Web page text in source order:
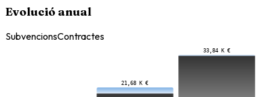
Evolució anual
SubvencionsContractes
21,68 K €
33,84 K €